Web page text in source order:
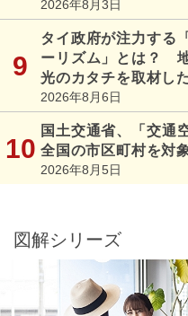
2026年8月3日
タイ政府が注力する
ーリズム」とは？
光のカタチを取材し
2026年8月6日
国土交通省、「交通
全国の市区町村を対
2026年8月5日
図解シリーズ